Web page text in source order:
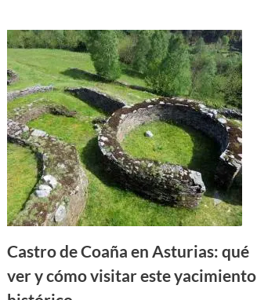
Castro de Coaña en Asturias: qué
ver y cómo visitar este yacimiento